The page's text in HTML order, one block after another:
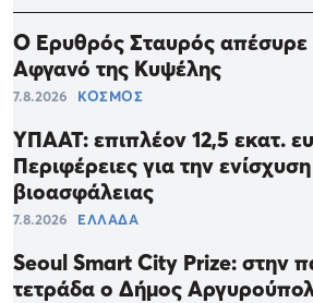
O Ερυθρός Σταυρός απέσυρε
Αφγανό της Κυψέλης
7.8.2026 ΚΟΣΜΟΣ
ΥΠΑΑΤ: επιπλέον 12,5 εκατ.
Περιφέρειες για την
βιοασφάλειας
7.8.2026 ΕΛΛΑΔΑ
Seoul Smart City Prize: στην
τετράδα ο Δήμος